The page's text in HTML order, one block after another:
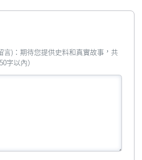
言)：期待您提供史料和真實故事，共
字以內）